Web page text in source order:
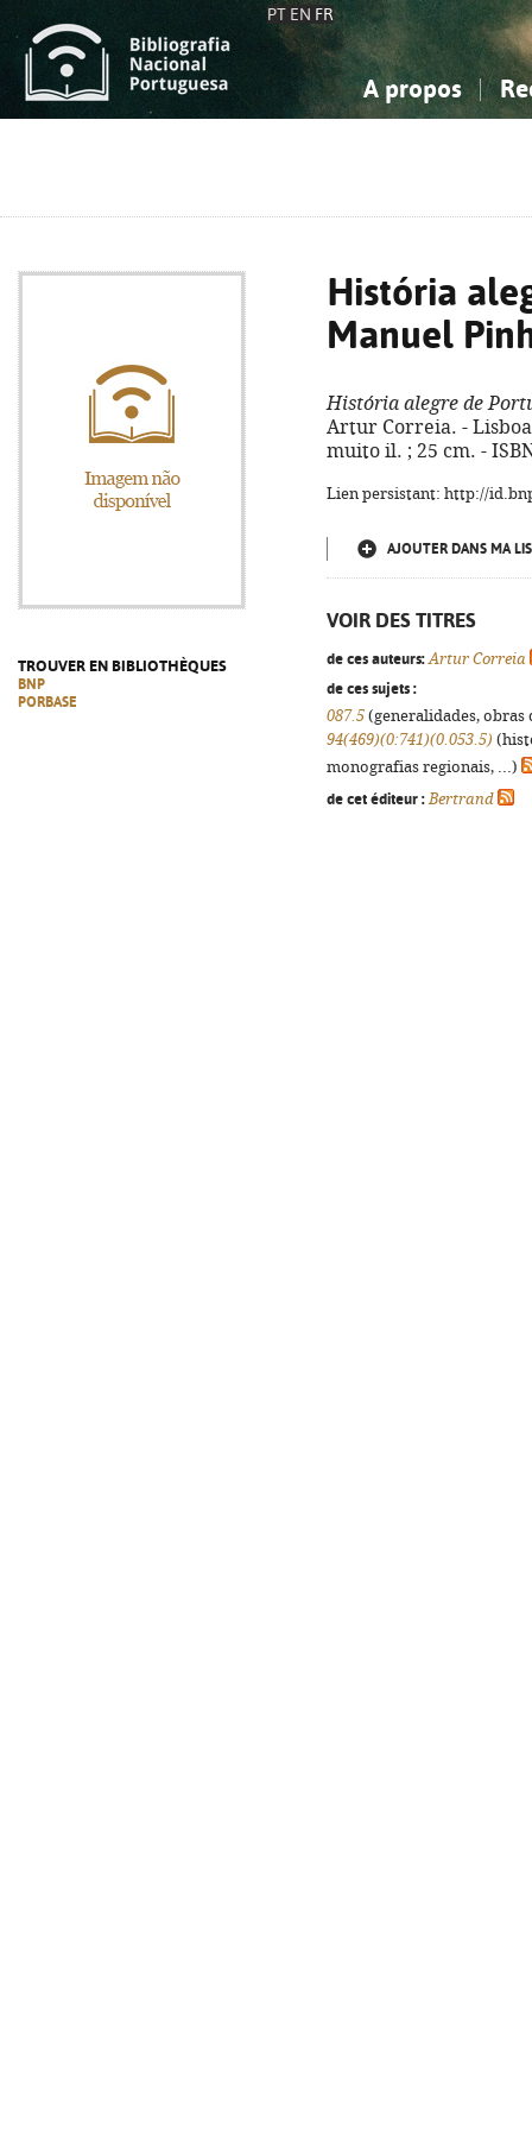
PT EN FR
A propos
TROUVER EN BIBLIOTHÈQUES
BNP
PORBASE
História
Manuel
História alegre de
Artur Correia. -
muito il. ; 25 cm. -
Lien persistant: http://
AJOUTER DANS MA
VOIR DES TITRES
de ces auteurs: Artur Correia
de ces sujets :
087.5 (generalidades,
94(469)(0:741)(0.053.5)
monografias regionais, ...)
de cet éditeur : Bertrand